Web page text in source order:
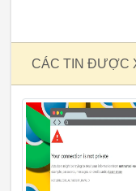
CÁC TIN ĐƯỢC